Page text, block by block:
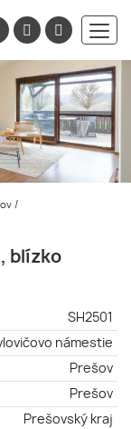
/
blízko
SH2501
námestie
Prešov
Prešov
Prešovský kraj